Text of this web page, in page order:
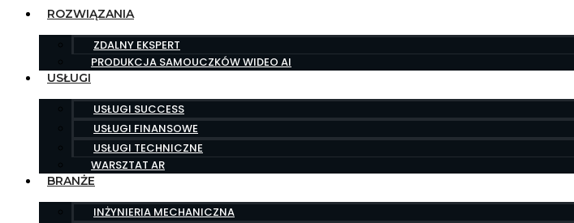
ROZWIĄZANIA
ZDALNY EKSPERT
PRODUKCJA SAMOUCZKÓW WIDEO AI
USŁUGI
USŁUGI SUCCESS
USŁUGI FINANSOWE
USŁUGI TECHNICZNE
WARSZTAT AR
BRANŻE
INŻYNIERIA MECHANICZNA